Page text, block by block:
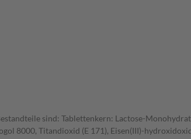
sind: Tablettenkern: Lactose-
8000, Titandioxid (E 171), Eisen(III)-